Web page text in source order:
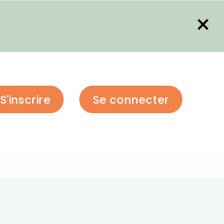
×
S'inscrire Se connecter